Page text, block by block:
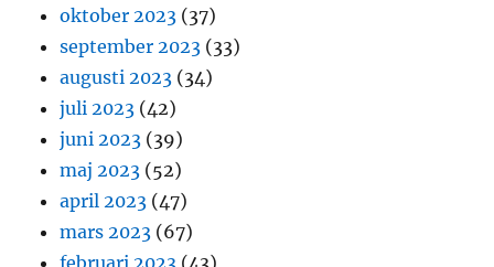
oktober 2023 (37)
september 2023 (33)
augusti 2023 (34)
juli 2023 (42)
juni 2023 (39)
maj 2023 (52)
april 2023 (47)
mars 2023 (67)